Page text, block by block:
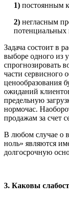
1) постоянным
2) негласным
Задача состоит в
выборе одного из
спрогнозировать
части сервисного
ценообразования
ожиданий
предельную
нормочас.
продажам за счет
В любом случае о
ноль» являются
долгосрочную
3. Каковы